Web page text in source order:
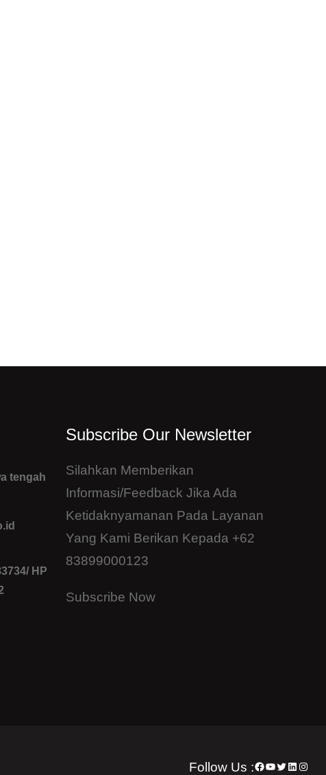
tengah
HP
Subscribe Our Newsletter
Silahkan Memberikan
Informasi/feedback Jika Ada
Ketidaknyamanan Pada Layanan
Yang Kami Berikan Kepada +62
83899000123
Subscribe Now
Follow Us :Facebook
YouTube
Twitter